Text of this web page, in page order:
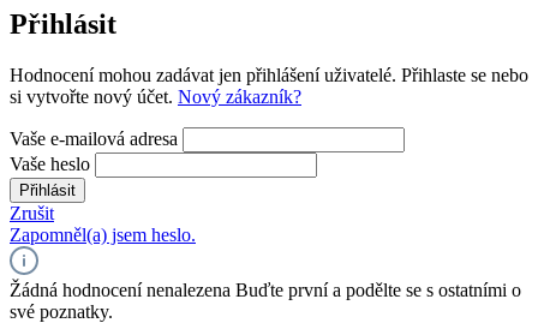
Přihlásit
Hodnocení mohou zadávat jen přihlášení uživatelé. Přihlaste se nebo
si vytvořte nový účet. Nový zákazník?
Vaše e-mailová adresa
Vaše heslo
Přihlásit
Zrušit
Zapomněl(a) jsem heslo.
Žádná hodnocení nenalezena Buďte první a podělte se s ostatními o
své poznatky.